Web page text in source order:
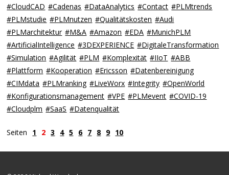
#CloudCAD #Cadenas #DataAnalytics #Contact #PLMtrends
#PLMstudie #PLMnutzen #Qualitätskosten #Audi
#PLMarchitektur #M&A #Amazon #EDA #MunichPLM
#ArtificialIntelligence #3DEXPERIENCE #DigitaleTransformation
#Simulation #Agilität #PLM #Komplexität #IIoT #ABB
#Plattform #Kooperation #Ericsson #Datenbereinigung
#CIMdata #PLMranking #LiveWorx #Integrity #OpenWorld
#Konfigurationsmanagement #VPE #PLMevent #COVID-19
#Cloudplm #SaaS #Datenqualität
Seiten 1 2 3 4 5 6 7 8 9 10